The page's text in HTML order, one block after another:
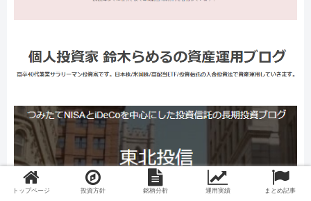
トップページ 投資方針 銘柄分析 運用実績 まとめ記事